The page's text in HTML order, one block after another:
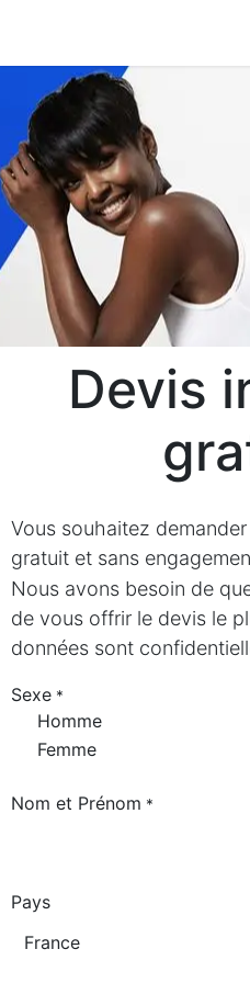
Devis
Vous souhaitez
gratuit et sans
Nous avons besoin de
de vous offrir le devis le
données sont
Sexe *
Homme
Femme
Nom et Prénom *
Pays